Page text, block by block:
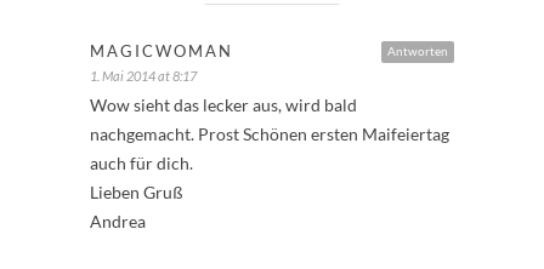
Antworten
MAGICWOMAN
1. Mai 2014 at 8:17
Wow sieht das lecker aus, wird bald
nachgemacht. Prost Schönen ersten Maifeiertag
auch für dich.
Lieben Gruß
Andrea